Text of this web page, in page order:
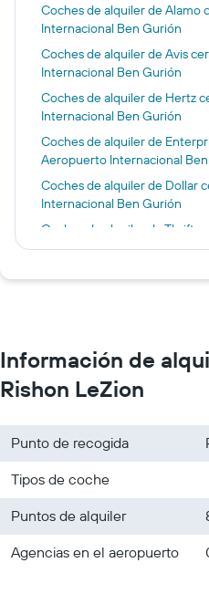
Coches de alquiler de Alamo
Internacional Ben Gurión
Coches de alquiler de Avis
Internacional Ben Gurión
Coches de alquiler de Hertz
Internacional Ben Gurión
Coches de alquiler de
Aeropuerto Internacional
Coches de alquiler de Dollar
Internacional Ben Gurión
Coches de alquiler de Thrifty
Internacional Ben Gurión
Información de
Rishon LeZion
Punto de recogida
Tipos de coche
Puntos de alquiler
Agencias en el aeropuerto